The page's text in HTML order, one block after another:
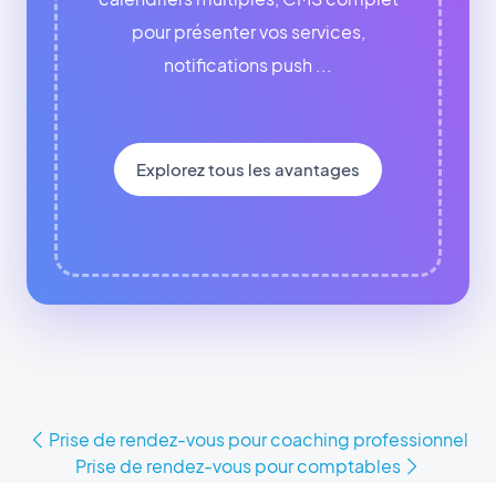
pour présenter vos services,
notifications push ...
Explorez tous les avantages
Prise de rendez-vous pour coaching professionnel
Prise de rendez-vous pour comptables